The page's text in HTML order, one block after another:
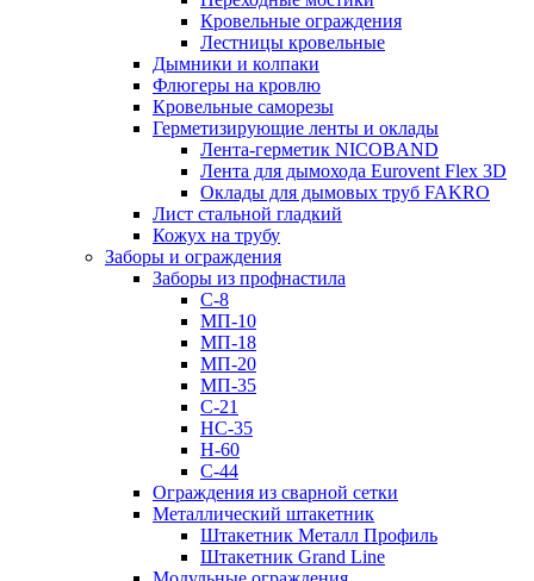
Кровельные ограждения
Лестницы кровельные
Дымники и колпаки
Флюгеры на кровлю
Кровельные саморезы
Герметизирующие ленты и оклады
Лента-герметик NICOBAND
Лента для дымохода Eurovent Flex 3D
Оклады для дымовых труб FAKRO
Лист стальной гладкий
Кожух на трубу
Заборы и ограждения
Заборы из профнастила
С-8
МП-10
МП-18
МП-20
МП-35
С-21
НС-35
Н-60
С-44
Ограждения из сварной сетки
Металлический штакетник
Штакетник Металл Профиль
Штакетник Grand Line